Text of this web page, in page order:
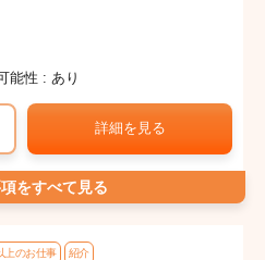
能性 : あり
詳細を見る
をすべて見る
上のお仕事 紹介